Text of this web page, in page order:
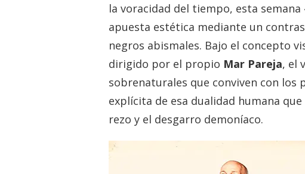
la voracidad del tiempo, esta semana
apuesta estética mediante un
negros abismales. Bajo el concepto
dirigido por el propio Mar Pareja, el
sobrenaturales que conviven con los
explícita de esa dualidad humana
rezo y el desgarro demoníaco.